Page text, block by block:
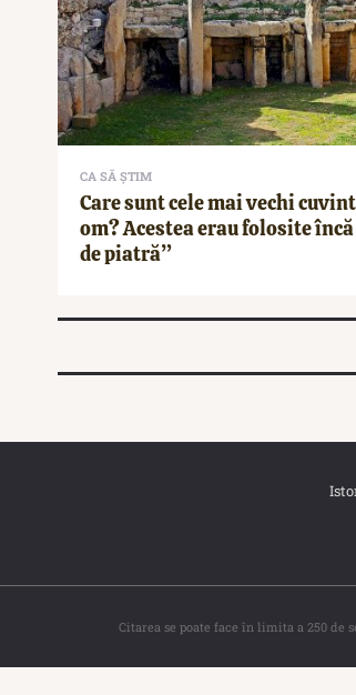
CA SĂ ȘTIM
Care sunt cele mai vechi
om? Acestea erau folosite
de piatră”
Citarea se poate face în limita a 250